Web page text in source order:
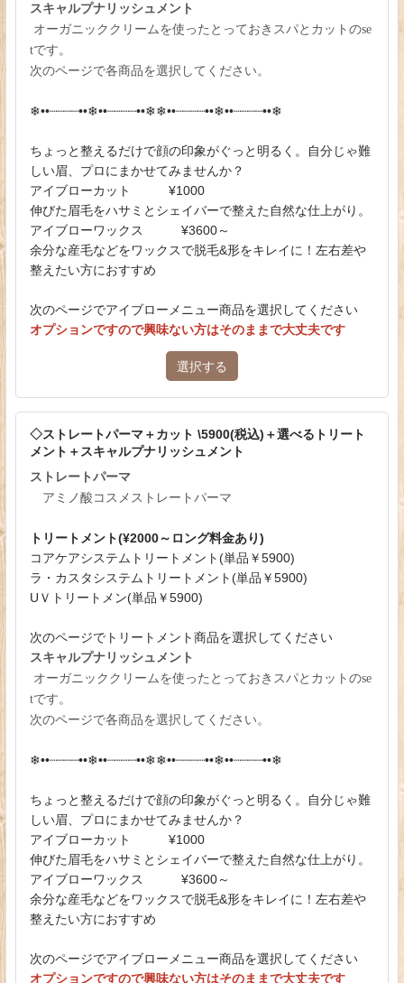
スキャルプナリッシュメント
オーガニッククリームを使ったとっておきスパとカットのse
tです。
次のページで各商品を選択してください。
❄︎••┈┈┈┈••❄︎••┈┈┈┈••❄︎❄︎••┈┈┈┈••❄︎••┈┈┈┈••❄︎
ちょっと整えるだけで顔の印象がぐっと明るく。自分じゃ難
しい眉、プロにまかせてみませんか？
アイブローカット ¥1000
伸びた眉毛をハサミとシェイバーで整えた自然な仕上がり。
アイブローワックス ¥3600～
余分な産毛などをワックスで脱毛&形をキレイに！左右差や
整えたい方におすすめ
次のページでアイブローメニュー商品を選択してください
オプションですので興味ない方はそのままで大丈夫です
選択する
◇ストレートパーマ＋カット \5900(税込)＋選べるトリート
メント＋スキャルプナリッシュメント
ストレートパーマ
アミノ酸コスメストレートパーマ
トリートメント(¥2000～ロング料金あり)
コアケアシステムトリートメント(単品￥5900)
ラ・カスタシステムトリートメント(単品￥5900)
UＶトリートメン(単品￥5900)
次のページでトリートメント商品を選択してください
スキャルプナリッシュメント
オーガニッククリームを使ったとっておきスパとカットのse
tです。
次のページで各商品を選択してください。
❄︎••┈┈┈┈••❄︎••┈┈┈┈••❄︎❄︎••┈┈┈┈••❄︎••┈┈┈┈••❄︎
ちょっと整えるだけで顔の印象がぐっと明るく。自分じゃ難
しい眉、プロにまかせてみませんか？
アイブローカット ¥1000
伸びた眉毛をハサミとシェイバーで整えた自然な仕上がり。
アイブローワックス ¥3600～
余分な産毛などをワックスで脱毛&形をキレイに！左右差や
整えたい方におすすめ
次のページでアイブローメニュー商品を選択してください
オプションですので興味ない方はそのままで大丈夫です